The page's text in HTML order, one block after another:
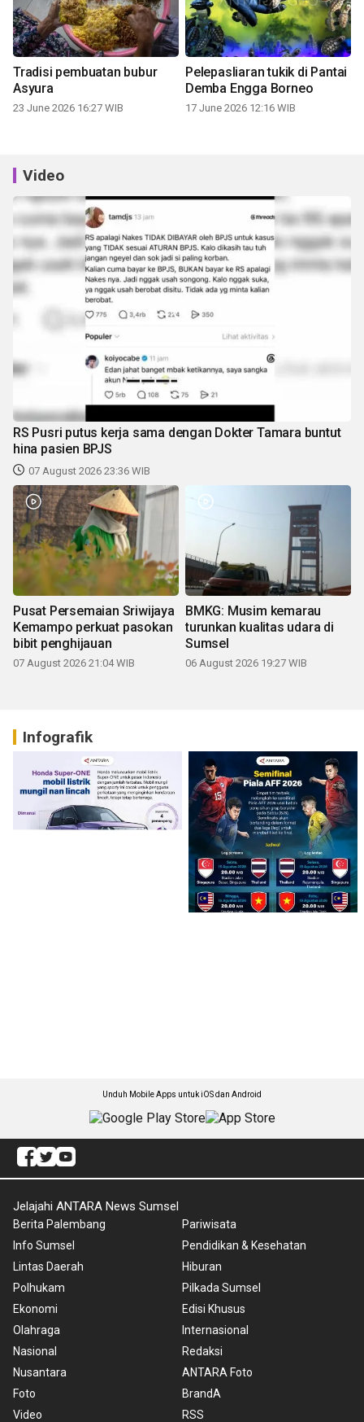
Tradisi pembuatan bubur
Asyura
23 June 2026 16:27 WIB
Pelepasliaran tukik di Pantai
Demba Engga Borneo
17 June 2026 12:16 WIB
Video
RS Pusri putus kerja sama dengan Dokter Tamara buntut
hina pasien BPJS
07 August 2026 23:36 WIB
Pusat Persemaian Sriwijaya
Kemampo perkuat pasokan
bibit penghijauan
07 August 2026 21:04 WIB
BMKG: Musim kemarau
turunkan kualitas udara di
Sumsel
06 August 2026 19:27 WIB
Infografik
Unduh Mobile Apps untuk iOS dan Android
Jelajahi ANTARA News Sumsel
Berita Palembang
Info Sumsel
Lintas Daerah
Polhukam
Ekonomi
Olahraga
Nasional
Nusantara
Foto
Video
Pariwisata
Pendidikan & Kesehatan
Hiburan
Pilkada Sumsel
Edisi Khusus
Internasional
Redaksi
ANTARA Foto
BrandA
RSS